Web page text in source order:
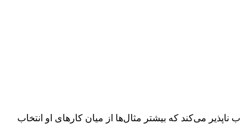
می‌کند که بیشتر مثال‌ها از میان کارهای او انتخاب